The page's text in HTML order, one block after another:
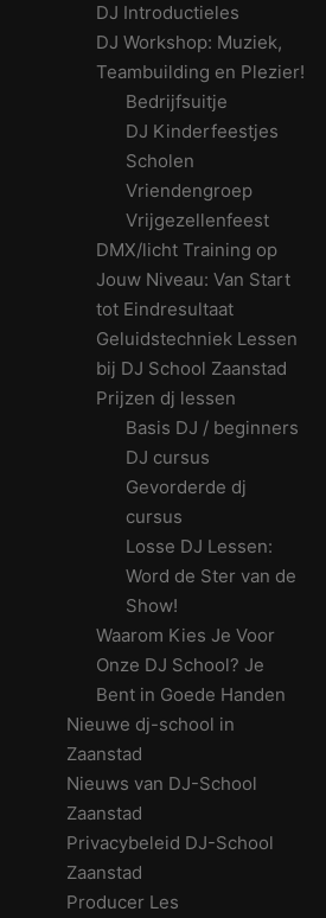
DJ Introductieles
DJ Workshop: Muziek,
Teambuilding en Plezier!
Bedrijfsuitje
DJ Kinderfeestjes
Scholen
Vriendengroep
Vrijgezellenfeest
DMX/licht Training op
Jouw Niveau: Van Start
tot Eindresultaat
Geluidstechniek Lessen
bij DJ School Zaanstad
Prijzen dj lessen
Basis DJ / beginners
DJ cursus
Gevorderde dj
cursus
Losse DJ Lessen:
Word de Ster van de
Show!
Waarom Kies Je Voor
Onze DJ School? Je
Bent in Goede Handen
Nieuwe dj-school in
Zaanstad
Nieuws van DJ-School
Zaanstad
Privacybeleid DJ-School
Zaanstad
Producer Les